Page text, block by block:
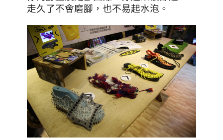
走久了不會磨腳，也不易起水泡。